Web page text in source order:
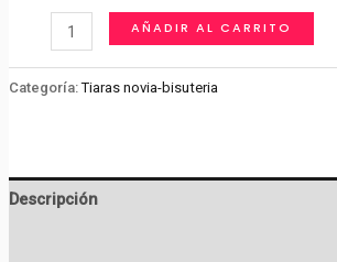
DIADEMA
BISUTERIA
AÑADIR AL CARRITO
Categoría:Tiaras novia-bisuteria
Descripción